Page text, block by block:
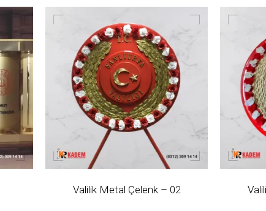
Valilik Metal Çelenk – 02